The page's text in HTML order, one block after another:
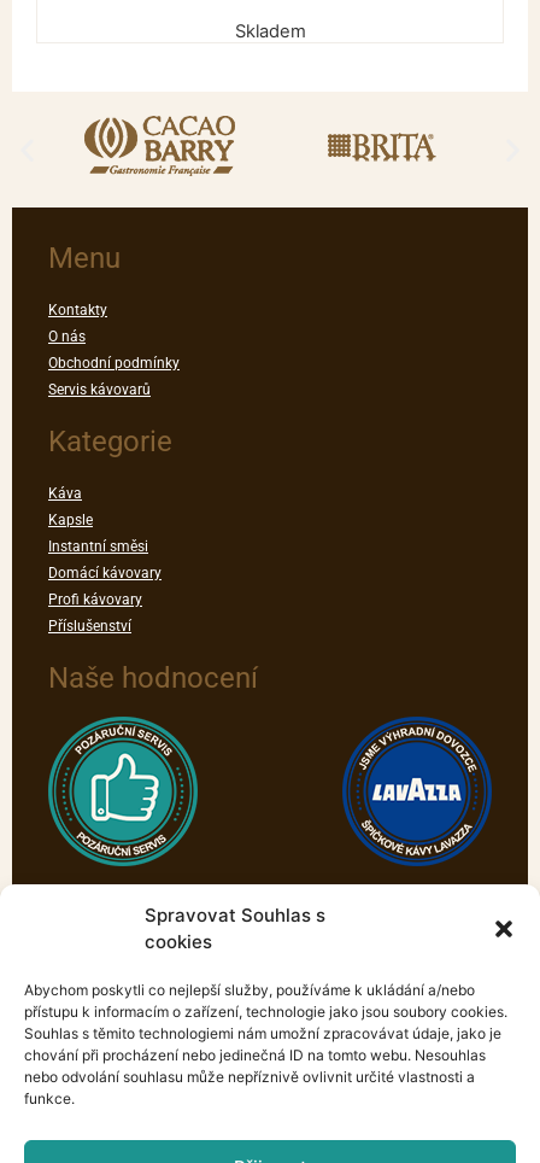
Spravovat Souhlas s
cookies
Abychom poskytli co nejlepší služby, používáme k ukládání a/nebo
přístupu k informacím o zařízení, technologie jako jsou soubory cookies.
Souhlas s těmito technologiemi nám umožní zpracovávat údaje, jako je
chování při procházení nebo jedinečná ID na tomto webu. Nesouhlas
nebo odvolání souhlasu může nepříznivě ovlivnit určité vlastnosti a
funkce.
Skladem
Menu
Kontakty
O nás
Obchodní podmínky
Servis kávovarů
Kategorie
Káva
Kapsle
Instantní směsi
Domácí kávovary
Profi kávovary
Příslušenství
Naše hodnocení